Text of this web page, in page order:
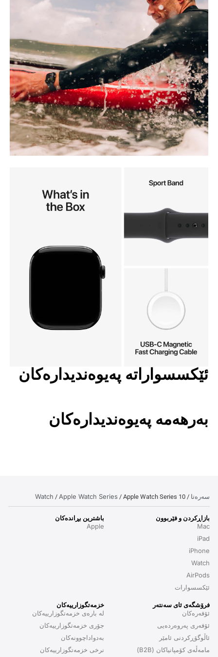
ئێکسسواراتە پەیوەندیدارەکان
بەرهەمە پەیوەندیدارەکان
سەرەتا /
Watch / Apple Watch Series / Apple Watch Series 10
بازاڕکردن و فێربوون
Mac
iPad
iPhone
Watch
AirPods
ئێکسسوارات
باشترین بڕاندەکان
Apple
فرۆشگەی ئای سەنتەر
ئۆفەرەکان
ئۆفەری پەروەردەیی
ئاڵوگۆڕکردنی ئامێر
مامەڵەی کۆمپانیاکان (B2B)
خزمەتگوزارییەکان
لە بارەی خزمەتگوزارییەکان
جۆری خزمەتگوزارییەکان
بەدواداچوونەکان
نرخی خزمەتگوزارییەکان